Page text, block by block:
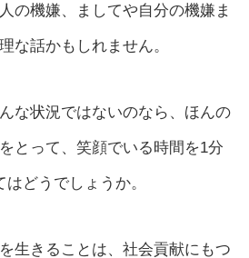
の機嫌、ましてや自分の機嫌ま
な話かもしれません。
な状況ではないのなら、ほんの
とって、笑顔でいる時間を1分
どうでしょうか。
生きることは、社会貢献にもつ